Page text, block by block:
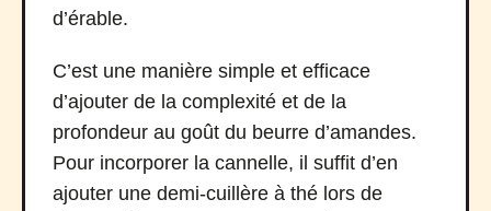
d’érable.
C’est une manière simple et efficace
d’ajouter de la complexité et de la
profondeur au goût du beurre d’amandes.
Pour incorporer la cannelle, il suffit d’en
ajouter une demi-cuillère à thé lors de